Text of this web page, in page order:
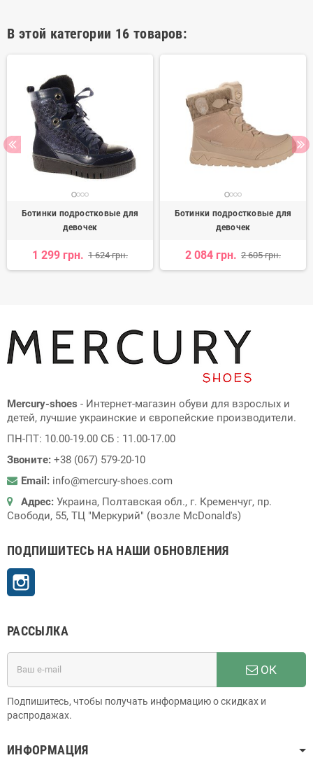
В этой категории 16 товаров:
Ботинки подростковые для
девочек
1 299 грн. 1 624 грн.
Ботинки подростковые для
девочек
2 084 грн. 2 605 грн.
Mercury-shoes - Интернет-магазин обуви для взрослых и
детей, лучшие украинские и європейские производители.
ПН-ПТ: 10.00-19.00 СБ : 11.00-17.00
Звоните: +38 (067) 579-20-10
Email: info@mercury-shoes.com
Адрес: Украина, Полтавская обл., г. Кременчуг, пр.
Свободи, 55, ТЦ "Меркурий" (возле McDonald's)
ПОДПИШИТЕСЬ НА НАШИ ОБНОВЛЕНИЯ
РАССЫЛКА
ОК
Подпишитесь, чтобы получать информацию о скидках и
распродажах.
ИНФОРМАЦИЯ